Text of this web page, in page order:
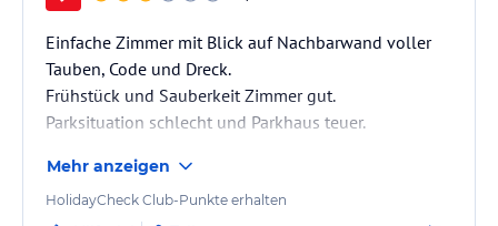
Einfache Zimmer mit Blick auf Nachbarwand voller
Tauben, Code und Dreck.
Frühstück und Sauberkeit Zimmer gut.
Parksituation schlecht und Parkhaus teuer.
Mehr anzeigen
HolidayCheck Club-Punkte erhalten